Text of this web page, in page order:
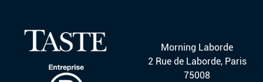
Morning Laborde
2 Rue de Laborde, Paris
75008